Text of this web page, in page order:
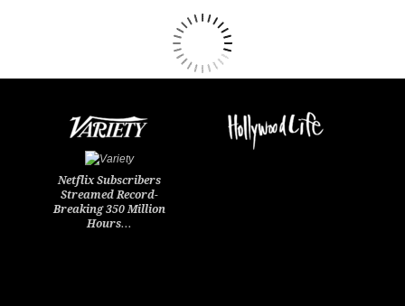
Netflix Subscribers
Streamed Record-
Breaking 350 Million
Hours…